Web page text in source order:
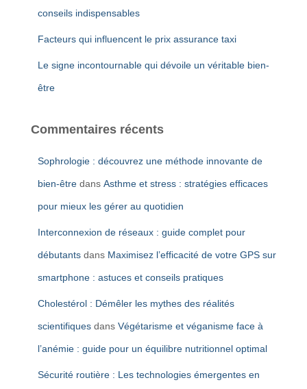
conseils indispensables
Facteurs qui influencent le prix assurance taxi
Le signe incontournable qui dévoile un véritable bien-
être
Commentaires récents
Sophrologie : découvrez une méthode innovante de
bien-être dans Asthme et stress : stratégies efficaces
pour mieux les gérer au quotidien
Interconnexion de réseaux : guide complet pour
débutants dans Maximisez l’efficacité de votre GPS sur
smartphone : astuces et conseils pratiques
Cholestérol : Démêler les mythes des réalités
scientifiques dans Végétarisme et véganisme face à
l’anémie : guide pour un équilibre nutritionnel optimal
Sécurité routière : Les technologies émergentes en